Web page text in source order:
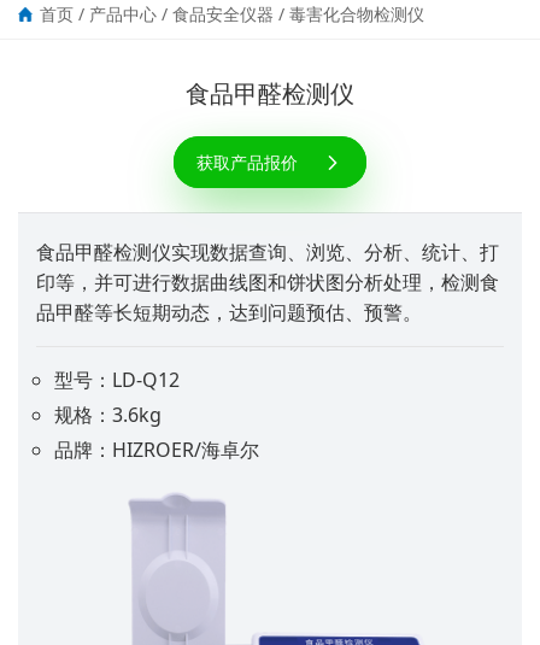
首页 / 产品中心 / 食品安全仪器 / 毒害化合物检测仪
食品甲醛检测仪
获取产品报价
食品甲醛检测仪实现数据查询、浏览、分析、统计、打
印等，并可进行数据曲线图和饼状图分析处理，检测食
品甲醛等长短期动态，达到问题预估、预警。
型号：LD-Q12
规格：3.6kg
品牌：HIZROER/海卓尔